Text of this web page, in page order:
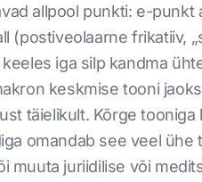
allpool punkti: e-
(postiveolaarne frikatiiv,
iga silp kandma
keskmise tooni
täielikult. Kõrge
omandab see veel
muuta juriidilise või